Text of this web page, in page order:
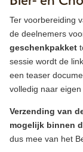
Ter voorbereiding
de deelnemers
geschenkpakket
sessie wordt de
een teaser
volledig naar eigen
Verzending van
mogelijk binnen
dus mee van het